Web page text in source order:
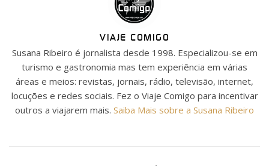
VIAJE COMIGO
Susana Ribeiro é jornalista desde 1998. Especializou-se em
turismo e gastronomia mas tem experiência em várias
áreas e meios: revistas, jornais, rádio, televisão, internet,
locuções e redes sociais. Fez o Viaje Comigo para incentivar
outros a viajarem mais. Saiba Mais sobre a Susana Ribeiro